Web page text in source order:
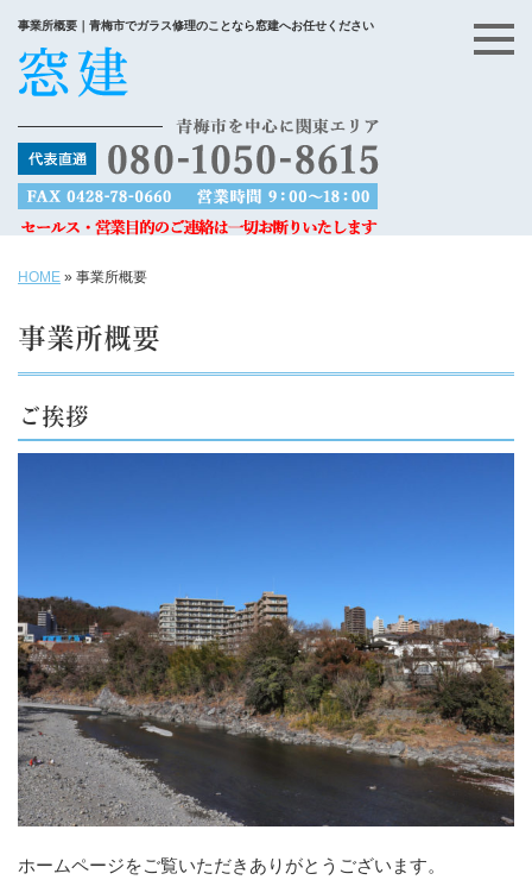
事業所概要｜青梅市でガラス修理のことなら窓建へお任せください
HOME » 事業所概要
事業所概要
ご挨拶
ホームページをご覧いただきありがとうございます。